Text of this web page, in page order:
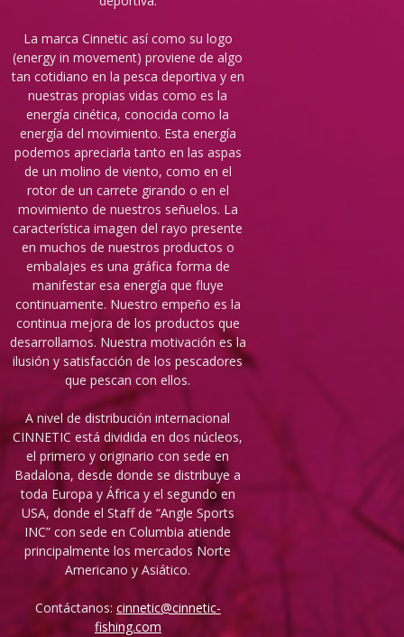
La marca Cinnetic así como su logo
(energy in movement) proviene de algo
tan cotidiano en la pesca deportiva y en
nuestras propias vidas como es la
energía cinética, conocida como la
energía del movimiento. Esta energía
podemos apreciarla tanto en las aspas
de un molino de viento, como en el
rotor de un carrete girando o en el
movimiento de nuestros señuelos. La
característica imagen del rayo presente
en muchos de nuestros productos o
embalajes es una gráfica forma de
manifestar esa energía que fluye
continuamente. Nuestro empeño es la
continua mejora de los productos que
desarrollamos. Nuestra motivación es la
ilusión y satisfacción de los pescadores
que pescan con ellos.
A nivel de distribución internacional
CINNETIC está dividida en dos núcleos,
el primero y originario con sede en
Badalona, desde donde se distribuye a
toda Europa y África y el segundo en
USA, donde el Staff de “Angle Sports
INC” con sede en Columbia atiende
principalmente los mercados Norte
Americano y Asiático.
Contáctanos: cinnetic@cinnetic-
fishing.com